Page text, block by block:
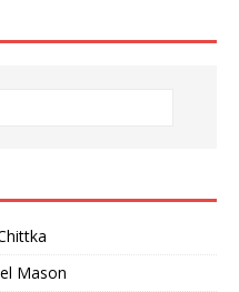
Mason